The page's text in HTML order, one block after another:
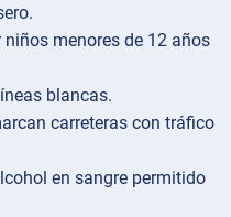
menores de 12 años
blancas.
carreteras con tráfico
en sangre permitido